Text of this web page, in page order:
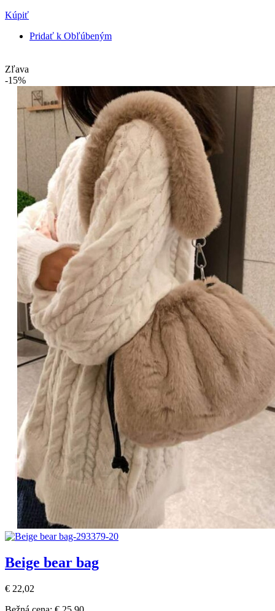
Kúpiť
Pridať k Obľúbeným
Zľava
-15%
Beige bear bag
€ 22,02